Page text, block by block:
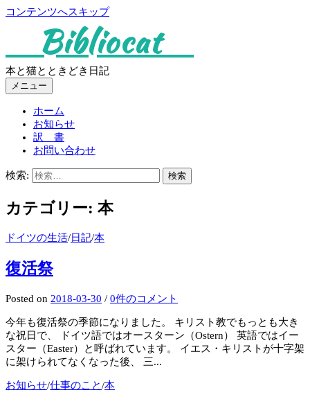
コンテンツへスキップ
Bibliocat
本と猫とときどき日記
メニュー
ホーム
お知らせ
訳 書
お問い合わせ
検索:
カテゴリー: 本
ドイツの生活/日記/本
復活祭
Posted on 2018-03-30 / 0件のコメント
今年も復活祭の季節になりました。 キリスト教でもっとも大き
な祝日で、 ドイツ語ではオースターン（Ostern） 英語ではイー
スター（Easter）と呼ばれています。 イエス・キリストが十字架
に架けられてなくなった後、 三...
お知らせ/仕事のこと/本